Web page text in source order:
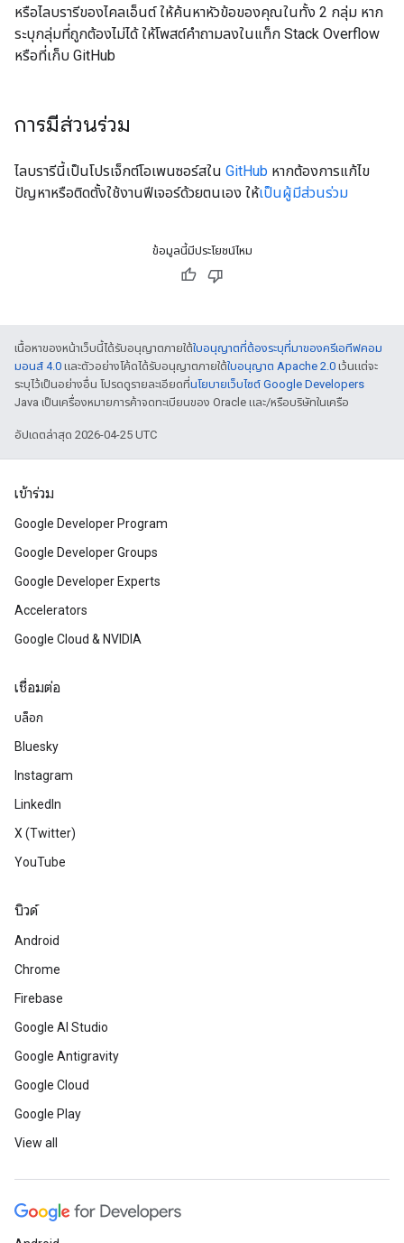
หรือไลบรารีของไคลเอ็นต์ ให้ค้นหาหัวข้อของคุณในทั้ง 2 กลุ่ม หาก
ระบุกลุ่มที่ถูกต้องไม่ได้ ให้โพสต์คำถามลงในแท็ก Stack Overflow
หรือที่เก็บ GitHub
การมีส่วนร่วม
ไลบรารีนี้เป็นโปรเจ็กต์โอเพนซอร์สใน GitHub หากต้องการแก้ไข
ปัญหาหรือติดตั้งใช้งานฟีเจอร์ด้วยตนเอง ให้เป็นผู้มีส่วนร่วม
ข้อมูลนี้มีประโยชน์ไหม
เนื้อหาของหน้าเว็บนี้ได้รับอนุญาตภายใต้ใบอนุญาตที่ต้องระบุที่มาของครีเอทีฟคอม
มอนส์ 4.0 และตัวอย่างโค้ดได้รับอนุญาตภายใต้ใบอนุญาต Apache 2.0 เว้นแต่จะ
ระบุไว้เป็นอย่างอื่น โปรดดูรายละเอียดที่นโยบายเว็บไซต์ Google Developers
Java เป็นเครื่องหมายการค้าจดทะเบียนของ Oracle และ/หรือบริษัทในเครือ
อัปเดตล่าสุด 2026-04-25 UTC
เข้าร่วม
Google Developer Program
Google Developer Groups
Google Developer Experts
Accelerators
Google Cloud & NVIDIA
เชื่อมต่อ
บล็อก
Bluesky
Instagram
LinkedIn
X (Twitter)
YouTube
บิวด์
Android
Chrome
Firebase
Google AI Studio
Google Antigravity
Google Cloud
Google Play
View all